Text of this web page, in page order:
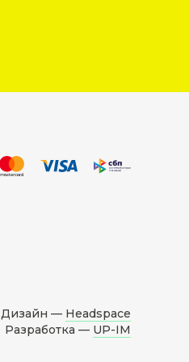
Дизайн — Headspace
Разработка — UP-IM